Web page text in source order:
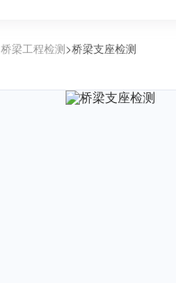
桥梁工程检测>桥梁支座检测